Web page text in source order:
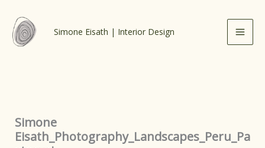
content
Simone Eisath | Interior Design
Simone
Eisath_Photography_Landscapes_Peru_Pa